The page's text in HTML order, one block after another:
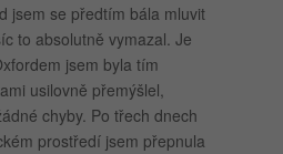
jsem se předtím bála mluvit
to absolutně vymazal. Je
jsem byla tím
usilovně přemýšlel,
chyby. Po třech dnech
prostředí jsem přepnula